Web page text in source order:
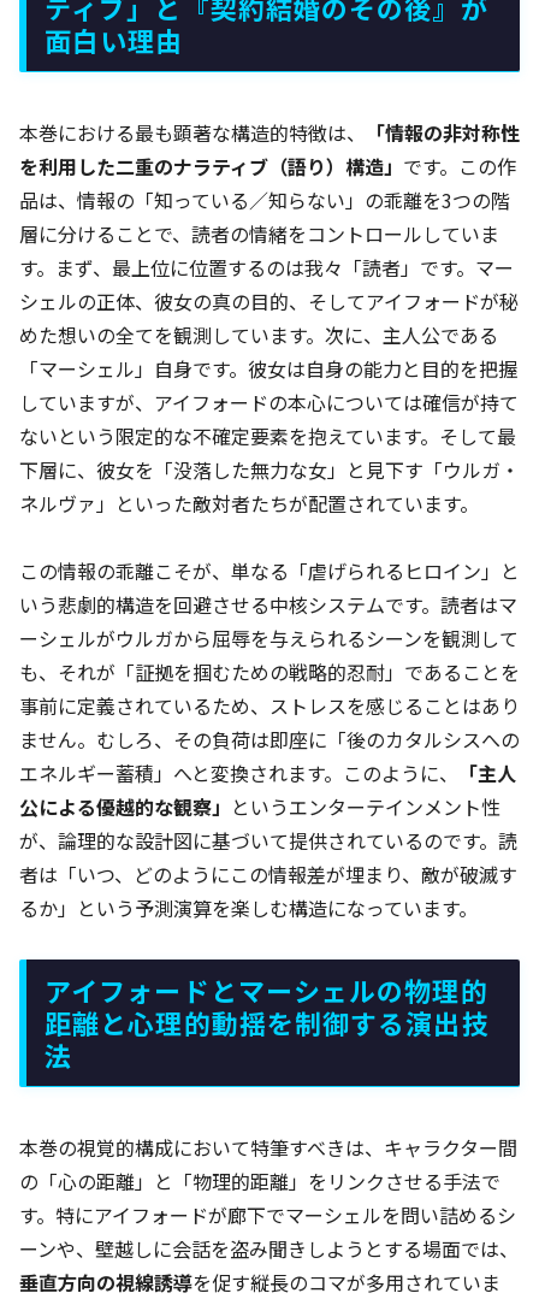
面白い理由
本巻における最も顕著な構造的特徴は、
「情報の非対称性
を利用した二重のナラティブ（語り）構造」 です。この作
品は、情報の「知っている／知らない」の乖離を3つの階
層に分けることで、読者の情緒をコントロールしていま
す。まず、最上位に位置するのは我々「読者」です。マー
シェルの正体、彼女の真の目的、そしてアイフォードが秘
めた想いの全てを観測しています。次に、主人公である
「マーシェル」自身です。彼女は自身の能力と目的を把握
していますが、アイフォードの本心については確信が持て
ないという限定的な不確定要素を抱えています。そして最
下層に、彼女を「没落した無力な女」と見下す「ウルガ・
ネルヴァ」といった敵対者たちが配置されています。
この情報の乖離こそが、単なる「虐げられるヒロイン」と
いう悲劇的構造を回避させる中核システムです。読者はマ
ーシェルがウルガから屈辱を与えられるシーンを観測して
も、それが「証拠を掴むための戦略的忍耐」であることを
事前に定義されているため、ストレスを感じることはあり
ません。むしろ、その負荷は即座に「後のカタルシスへの
エネルギー蓄積」へと変換されます。このように、
「主人
公による優越的な観察」 というエンターテインメント性
が、論理的な設計図に基づいて提供されているのです。読
者は「いつ、どのようにこの情報差が埋まり、敵が破滅す
るか」という予測演算を楽しむ構造になっています。
アイフォードとマーシェルの物理的
距離と心理的動揺を制御する演出技
法
本巻の視覚的構成において特筆すべきは、キャラクター間
の「心の距離」と「物理的距離」をリンクさせる手法で
す。特にアイフォードが廊下でマーシェルを問い詰めるシ
ーンや、壁越しに会話を盗み聞きしようとする場面では、
垂直方向の視線誘導を促す縦長のコマが多用されていま